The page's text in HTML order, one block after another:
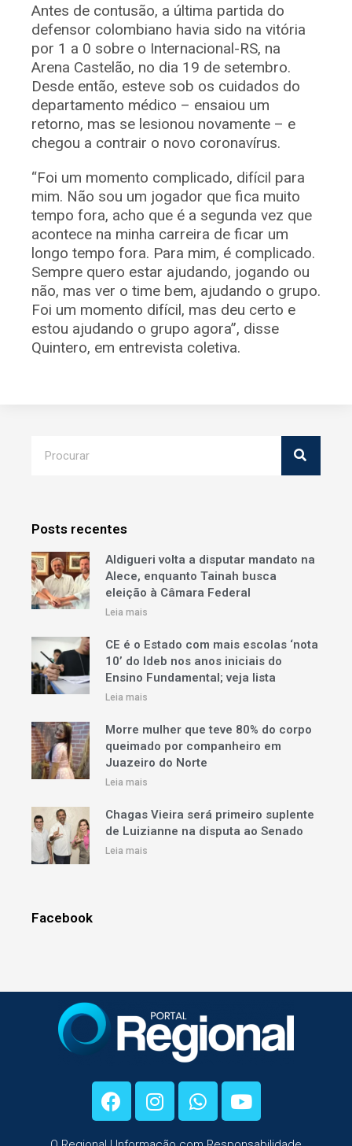
Antes de contusão, a última partida do
defensor colombiano havia sido na vitória
por 1 a 0 sobre o Internacional-RS, na
Arena Castelão, no dia 19 de setembro.
Desde então, esteve sob os cuidados do
departamento médico – ensaiou um
retorno, mas se lesionou novamente – e
chegou a contrair o novo coronavírus.
“Foi um momento complicado, difícil para
mim. Não sou um jogador que fica muito
tempo fora, acho que é a segunda vez que
acontece na minha carreira de ficar um
longo tempo fora. Para mim, é complicado.
Sempre quero estar ajudando, jogando ou
não, mas ver o time bem, ajudando o grupo.
Foi um momento difícil, mas deu certo e
estou ajudando o grupo agora”, disse
Quintero, em entrevista coletiva.
Posts recentes
Aldigueri volta a disputar mandato na
Alece, enquanto Tainah busca
eleição à Câmara Federal
Leia mais
CE é o Estado com mais escolas ‘nota
10’ do Ideb nos anos iniciais do
Ensino Fundamental; veja lista
Leia mais
Morre mulher que teve 80% do corpo
queimado por companheiro em
Juazeiro do Norte
Leia mais
Chagas Vieira será primeiro suplente
de Luizianne na disputa ao Senado
Leia mais
Facebook